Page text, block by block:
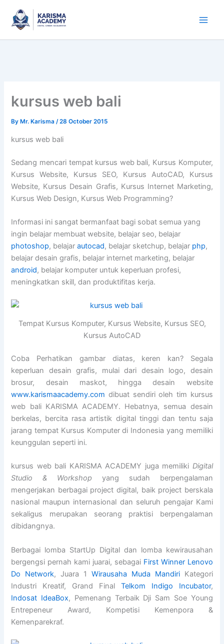
content
kursus web bali
By Mr. Karisma/28 October 2015
kursus web bali
Sedang mencari tempat kursus web bali, Kursus Komputer,
Kursus Website, Kursus SEO, Kursus AutoCAD, Kursus
Website, Kursus Desain Grafis, Kursus Internet Marketing,
Kursus Web Design, Kursus Web Programming?
Informasi ini sangat bermanfaat bagi sobat semua yang
ingin belajar membuat website, belajar seo, belajar
photoshop, belajarautocad, belajar sketchup, belajar php,
belajar desain grafis, belajar internet marketing, belajar
android, belajar komputer untuk keperluan profesi,
meningkatkan skill, dan produktifitas kerja.
Tempat Kursus Komputer, Kursus Website, Kursus SEO,
Kursus AutoCAD
Coba Perhatikan gambar diatas, keren kan? Segala
keperluan desain grafis, mulai dari desain logo, desain
brosur, desain maskot, hingga desain website
www.karismaacademy.com dibuat sendiri oleh tim kursus
web bali KARISMA ACADEMY. Hebatnya, semua desain
berkelas, bercita rasa artistik digital tinggi dan tentu saja
jarang tempat Kursus Komputer di Indonesia yang memiliki
keunggulan seperti ini.
kursus web bali KARISMA ACADEMY juga memiliki Digital
Studio & Workshop yang sudah berpengalaman
mengerjakan berbagai project digital, baik project berskala
nasional maupun internasional dan seluruh pengajar Kami
sekaligus merupakan seorang praktisi berpengalaman
dibidangnya.
Berbagai lomba StartUp Digital dan lomba kewirausahan
bergengsi pernah kami juarai, sebagai First Winner Lenovo
Do Network, Juara 1 Wirausaha Muda MandiriKategori
Industri Kreatif, Grand Final Telkom Indigo Incubator,
Indosat IdeaBox, Pemenang Terbaik Dji Sam Soe Young
Entrepeneur Award, Kompetisi Kemenpora &
Kemenparekraf.